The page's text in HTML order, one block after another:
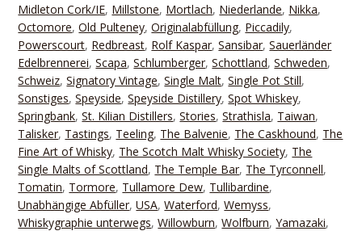
Midleton Cork/IE, Millstone, Mortlach, Niederlande, Nikka,
Octomore,Old Pulteney,Originalabfüllung, Piccadily,
Powerscourt, Redbreast, Rolf Kaspar,Sansibar,Sauerländer
Edelbrennerei,Scapa,Schlumberger,Schottland,Schweden,
Schweiz,Signatory Vintage,Single Malt,Single Pot Still,
Sonstiges,Speyside,Speyside Distillery,Spot Whiskey,
Springbank,St. Kilian Distillers,Stories,Strathisla, Taiwan,
Talisker, Tastings, Teeling, The Balvenie, The Caskhound, The
Fine Art of Whisky, The Scotch Malt Whisky Society, The
Single Malts of Scottland, The Temple Bar, The Tyrconnell,
Tomatin, Tormore, Tullamore Dew, Tullibardine,
Unabhängige Abfüller,USA,Waterford,Wemyss,
Whiskygraphie unterwegs,Willowburn,Wolfburn,Yamazaki,